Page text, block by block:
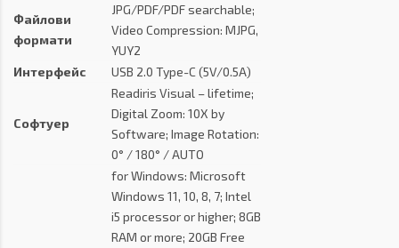
Файлови
формати
JPG/PDF/PDF searchable;
Video Compression: MJPG,
YUY2
Интерфейс
USB 2.0 Type-C (5V/0.5A)
Софтуер
Readiris Visual – lifetime;
Digital Zoom: 10X by
Software; Image Rotation:
0° / 180° / AUTO
for Windows: Microsoft
Windows 11, 10, 8, 7; Intel
i5 processor or higher; 8GB
RAM or more; 20GB Free